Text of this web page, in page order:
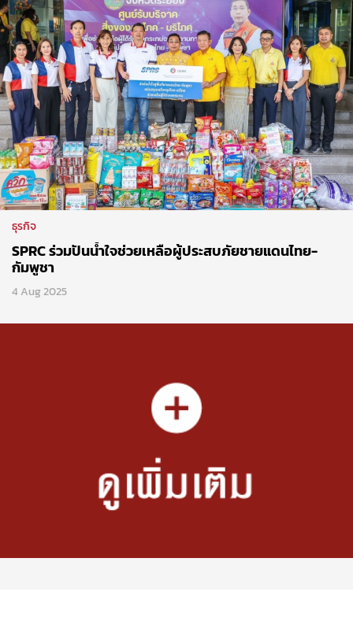
ธุรกิจ
SPRC ร่วมปันน้ำใจช่วยเหลือผู้ประสบภัยชายแดนไทย-
กัมพูชา
4 Aug 2025